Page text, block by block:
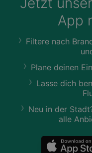
App
Filtere nach
Plane deinen
Lasse dich
Neu in der
alle